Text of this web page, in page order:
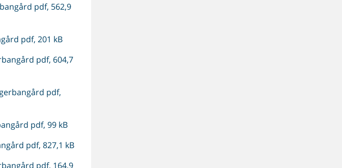
pdf, 562,9
pdf, 201 kB
pdf, 604,7
pdf,
pdf, 99 kB
pdf, 827,1 kB
pdf, 164,9